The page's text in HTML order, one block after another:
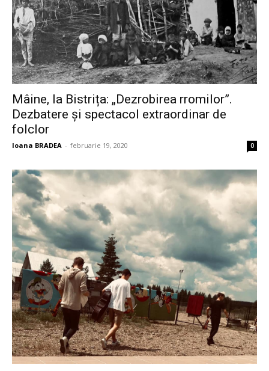
Mâine, la Bistrița: „Dezrobirea rromilor”.
Dezbatere și spectacol extraordinar de
folclor
Ioana BRADEA - februarie 19, 2020 0